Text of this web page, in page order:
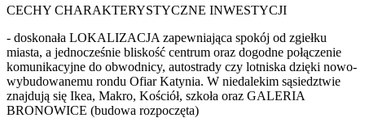
CECHY CHARAKTERYSTYCZNE INWESTYCJI
- doskonała LOKALIZACJA zapewniająca spokój od zgiełku
miasta, a jednocześnie bliskość centrum oraz dogodne połączenie
komunikacyjne do obwodnicy, autostrady czy lotniska dzięki nowo-
wybudowanemu rondu Ofiar Katynia. W niedalekim sąsiedztwie
znajdują się Ikea, Makro, Kościół, szkoła oraz GALERIA
BRONOWICE (budowa rozpoczęta)